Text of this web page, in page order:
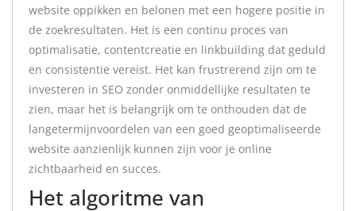
website oppikken en belonen met een hogere positie in
de zoekresultaten. Het is een continu proces van
optimalisatie, contentcreatie en linkbuilding dat geduld
en consistentie vereist. Het kan frustrerend zijn om te
investeren in SEO zonder onmiddellijke resultaten te
zien, maar het is belangrijk om te onthouden dat de
langetermijnvoordelen van een goed geoptimaliseerde
website aanzienlijk kunnen zijn voor je online
zichtbaarheid en succes.
Het algoritme van